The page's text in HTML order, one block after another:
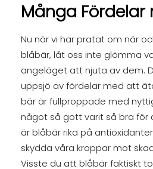
Många Fördelar
Nu när vi har pratat om när
blåbär, låt oss inte glömma
angeläget att njuta av dem.
uppsjö av fördelar med att
bär är fullproppade med
något så gott varit så bra för
är blåbär rika på
skydda våra kroppar mot
Visste du att blåbär faktiskt